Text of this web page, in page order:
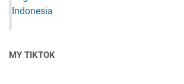
MY TIKTOK